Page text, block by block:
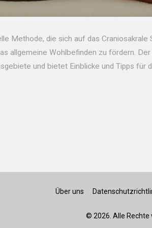
Methode, die sich auf das Craniosakrale
allgemeine Wohlbefinden zu fördern.
und bietet Einblicke und Tipps für
Über uns
© 2026. Alle Rechte